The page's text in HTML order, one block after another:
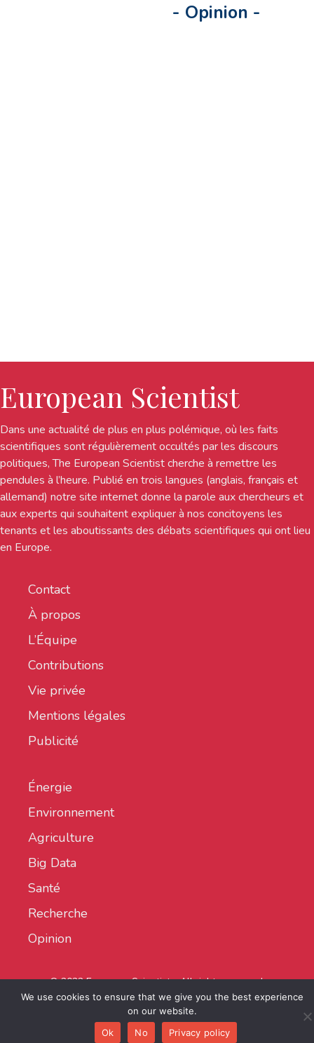
- Opinion -
European Scientist
Dans une actualité de plus en plus polémique, où les faits
scientifiques sont régulièrement occultés par les discours
politiques, The European Scientist cherche à remettre les
pendules à l’heure. Publié en trois langues (anglais, français et
allemand) notre site internet donne la parole aux chercheurs et
aux experts qui souhaitent expliquer à nos concitoyens les
tenants et les aboutissants des débats scientifiques qui ont lieu
en Europe.
Contact
À propos
L’Équipe
Contributions
Vie privée
Mentions légales
Publicité
Énergie
Environnement
Agriculture
Big Data
Santé
Recherche
Opinion
© 2022 European Scientist - All rights reserved.
We use cookies to ensure that we give you the best experience
on our website.
Ok
No Privacy policy